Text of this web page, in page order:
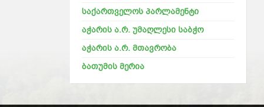
საქართველოს პარლამენტი
აჭარის ა.რ. უმაღლესი საბჭო
აჭარის ა.რ. მთავრობა
ბათუმის მერია